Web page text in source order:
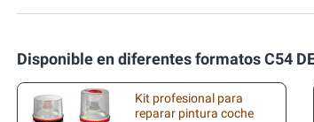
Disponible en diferentes formatos C54
Kit profesional para
reparar pintura coche